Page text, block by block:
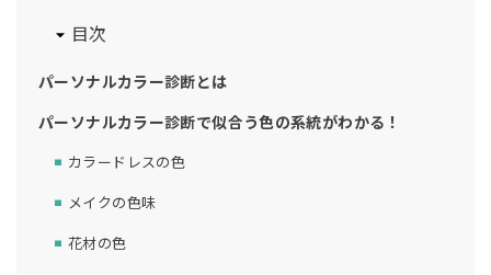
目次
パーソナルカラー診断とは
パーソナルカラー診断で似合う色の系統がわかる！
カラードレスの色
メイクの色味
花材の色